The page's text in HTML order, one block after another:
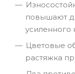
повышают
усиленного
Цветовые
растяжка